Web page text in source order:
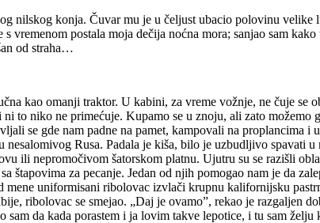
nilskog konja. Čuvar mu je u čeljust ubacio polovinu
vremenom postala moja dečija noćna mora; sanjao sam
od straha…
kao omanji traktor. U kabini, za vreme vožnje, ne čuje
to niko ne primećuje. Kupamo se u znoju, ali zato možemo
se gde nam padne na pamet, kampovali na proplancima
Rusa. Padala je kiša, bilo je uzbudljivo spavati
ili nepromočivom šatorskom platnu. Ujutru su se razišli
štapovima za pecanje. Jedan od njih pomogao nam je da
uniformisani ribolovac izvlači krupnu kalifornijsku
ribolovac se smejao. „Daj je ovamo”, rekao je
sam da kada porastem i ja lovim takve lepotice, i tu sam